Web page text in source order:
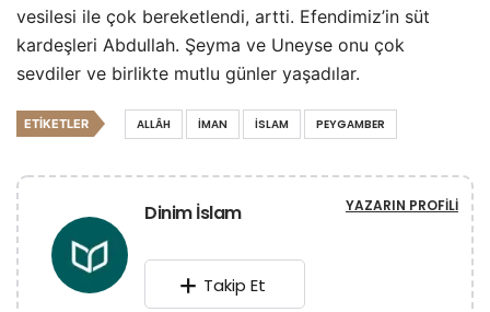
vesilesi ile çok bereketlendi, artti. Efendimiz’in süt
kardeşleri Abdullah. Şeyma ve Uneyse onu çok
sevdiler ve birlikte mutlu günler yaşadılar.
ETIKETLER ALLÂH IMAN ISLAM PEYGAMBER
Dinim İslam YAZARIN PROFILI
Takip Et